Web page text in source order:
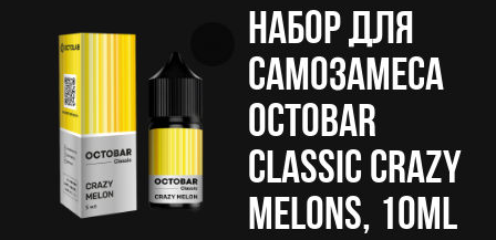
Набор для
самозамеса
Octobar
Classic Crazy
Melons, 10ml